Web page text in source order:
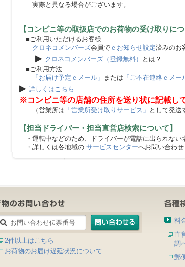
実際と異なる場合がございます。
【コンビニ等の取扱店でのお荷物の受け取りに
■ご利用いただけるお客様
クロネコメンバーズ会員で ｅお知らせ設定済みのお
▶ クロネコメンバーズ（登録無料）
とは？
■ご利用方法
「お届け予定ｅメール」 または 「ご不在連絡ｅメー
▶ 詳しくはこちら
※コンビニ等の店舗の住所を送り状に記載し
（営業所は 「営業所受け取りサービス」 として発送
【担当ドライバー・担当直営店検索について】
・運転中などのため、ドライバーが電話に出られない
・詳しくは各地域の サービスセンターへお問い合わせ
2件以上はこちら
お荷物のお届け遅延状況について
料
直
調
郵